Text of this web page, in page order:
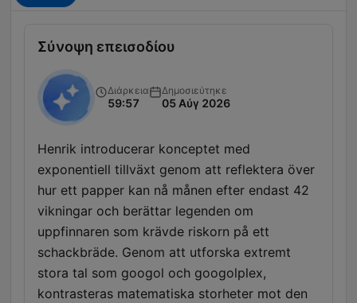
Σύνοψη επεισοδίου
Διάρκεια
59:57
Δημοσιεύτηκε
05 Αύγ 2026
Henrik introducerar konceptet med
exponentiell tillväxt genom att reflektera över
hur ett papper kan nå månen efter endast 42
vikningar och berättar legenden om
uppfinnaren som krävde riskorn på ett
schackbräde. Genom att utforska extremt
stora tal som googol och googolplex,
kontrasteras matematiska storheter mot den